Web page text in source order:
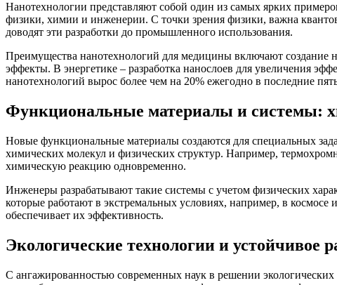
Нанотехнологии представляют собой один из самых ярких
физики, химии и инженерии. С точки зрения физики, важна
доводят эти разработки до промышленного использования.
Преимущества нанотехнологий для медицины включают создание
эффекты. В энергетике – разработка нанослоев для увеличения
нанотехнологий вырос более чем на 20% ежегодно в последние
Функциональные материалы и системы:
Новые функциональные материалы создаются для специальных
химических молекул и физических структур. Например,
химическую реакцию одновременно.
Инженеры разрабатывают такие системы с учетом физических
которые работают в экстремальных условиях, например, в
обеспечивает их эффективность.
Экологические технологии и устойчивое
С ангажированностью современных наук в решении